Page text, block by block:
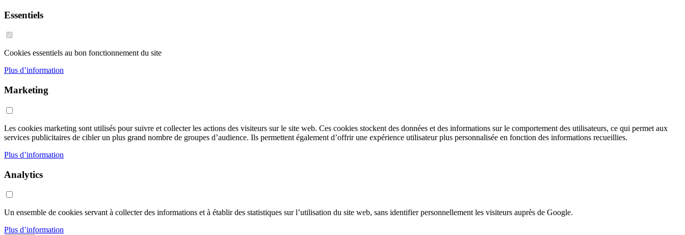
Essentiels
Cookies essentiels au bon fonctionnement du site
Plus d’information
Marketing
Les cookies marketing sont utilisés pour suivre et collecter les actions des visiteurs sur le site web. Ces cookies stockent des données et des informations sur le comportement des utilisateurs, ce qui permet aux
services publicitaires de cibler un plus grand nombre de groupes d’audience. Ils permettent également d’offrir une expérience utilisateur plus personnalisée en fonction des informations recueillies.
Plus d’information
Analytics
Un ensemble de cookies servant à collecter des informations et à établir des statistiques sur l’utilisation du site web, sans identifier personnellement les visiteurs auprès de Google.
Plus d’information